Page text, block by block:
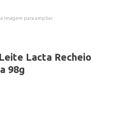
imagem para ampliar.
Lacta Recheio
98g